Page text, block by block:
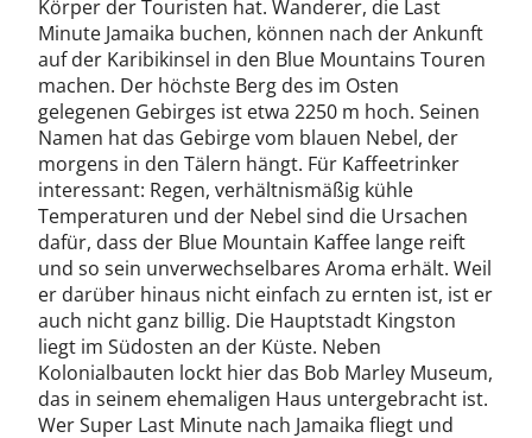
Körper der Touristen hat. Wanderer, die Last
Minute Jamaika buchen, können nach der Ankunft
auf der Karibikinsel in den Blue Mountains Touren
machen. Der höchste Berg des im Osten
gelegenen Gebirges ist etwa 2250 m hoch. Seinen
Namen hat das Gebirge vom blauen Nebel, der
morgens in den Tälern hängt. Für Kaffeetrinker
interessant: Regen, verhältnismäßig kühle
Temperaturen und der Nebel sind die Ursachen
dafür, dass der Blue Mountain Kaffee lange reift
und so sein unverwechselbares Aroma erhält. Weil
er darüber hinaus nicht einfach zu ernten ist, ist er
auch nicht ganz billig. Die Hauptstadt Kingston
liegt im Südosten an der Küste. Neben
Kolonialbauten lockt hier das Bob Marley Museum,
das in seinem ehemaligen Haus untergebracht ist.
Wer Super Last Minute nach Jamaika fliegt und